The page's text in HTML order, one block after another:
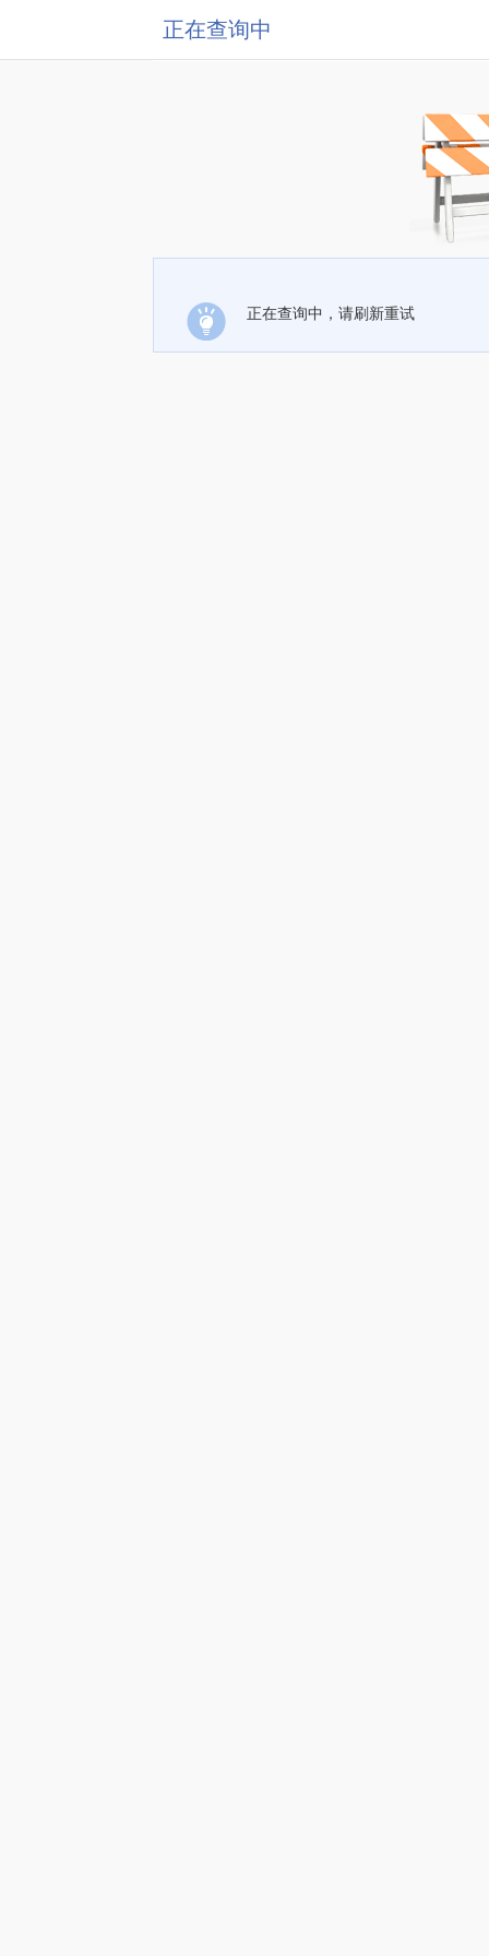
正在查询中
正在查询中，请刷新重试